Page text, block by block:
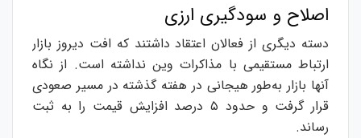
اصلاح و سودگیری ارزی
دسته دیگری از فعالان اعتقاد داشتند که افت دیروز بازار
ارتباط مستقیمی با مذاکرات وین نداشته است. از نگاه
آنها بازار به‌طور هیجانی در هفته گذشته در مسیر صعودی
قرار گرفت و حدود ۵ درصد افزایش قیمت را به ثبت
رساند.